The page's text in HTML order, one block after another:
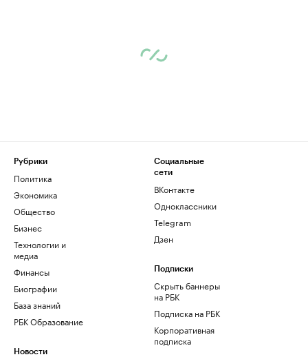
Рубрики
Политика
Экономика
Общество
Бизнес
Технологии и
медиа
Финансы
Биографии
База знаний
РБК Образование
Новости
Социальные
сети
ВКонтакте
Одноклассники
Telegram
Дзен
Подписки
Скрыть баннеры
на РБК
Подписка на РБК
Корпоративная
подписка